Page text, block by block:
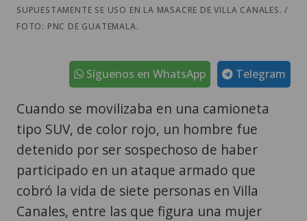
SUPUESTAMENTE SE USO EN LA MASACRE DE VILLA CANALES. /
FOTO: PNC DE GUATEMALA.
Telegram
Síguenos en WhatsApp
Cuando se movilizaba en una camioneta
tipo SUV, de color rojo, un hombre fue
detenido por ser sospechoso de haber
participado en un ataque armado que
cobró la vida de siete personas en Villa
Canales, entre las que figura una mujer